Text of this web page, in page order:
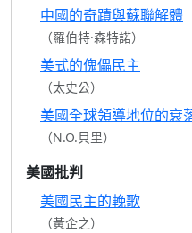
中國的奇蹟與蘇聯解體
（羅伯特·森特諾）
美式的傀儡民主
（太史公）
美國全球領導地位的衰
（N.O.貝里）
美國批判
美國民主的輓歌
（黃企之）